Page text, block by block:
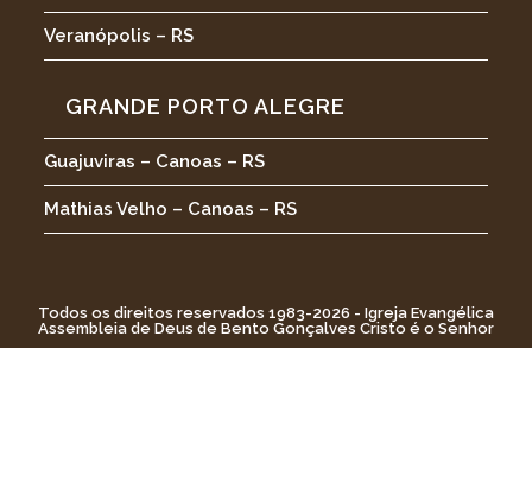
Veranópolis – RS
GRANDE PORTO ALEGRE
Guajuviras – Canoas – RS
Mathias Velho – Canoas – RS
Todos os direitos reservados 1983-2026 - Igreja Evangélica
Assembleia de Deus de Bento Gonçalves Cristo é o Senhor